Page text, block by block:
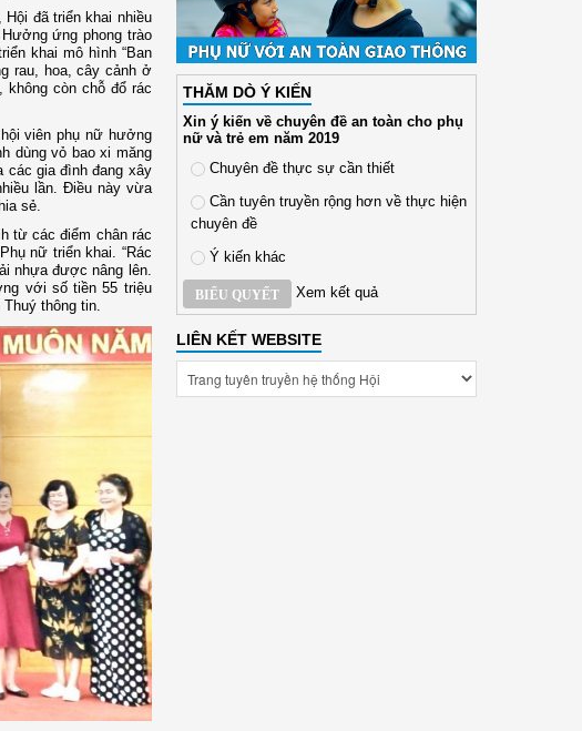
đã triển khai nhiều
ứng phong trào
khai mô hình “Ban
rau, hoa, cây cảnh ở
không còn chỗ đổ rác
viên phụ nữ hưởng
dùng vỏ bao xi măng
các gia đình đang xây
lần. Điều này vừa
sẻ.
từ các điểm chân rác
nữ triển khai. “Rác
nhựa được nâng lên.
với số tiền 55 triệu
thông tin.
THĂM DÒ Ý KIẾN
Xin ý kiến về chuyên đề an toàn cho phụ
nữ và trẻ em năm 2019
Chuyên đề thực sự cần thiết
Cần tuyên truyền rộng hơn về thực hiện
chuyên đề
Ý kiến khác
BIỂU QUYẾT Xem kết quả
LIÊN KẾT WEBSITE